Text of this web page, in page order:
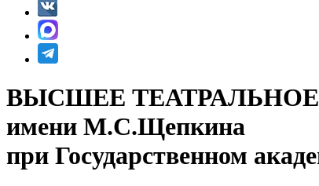
ВЫСШЕЕ
имени М.С.Щепкина
при Государственном